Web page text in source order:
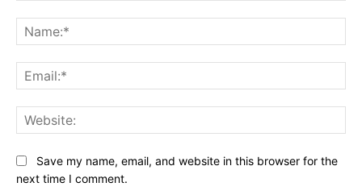
Save my name, email, and website in this browser for the
next time I comment.